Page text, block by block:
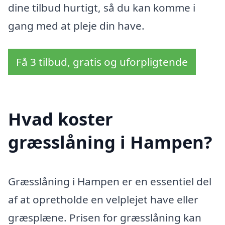
dine tilbud hurtigt, så du kan komme i
gang med at pleje din have.
Få 3 tilbud, gratis og uforpligtende
Hvad koster
græsslåning i Hampen?
Græsslåning i Hampen er en essentiel del
af at opretholde en velplejet have eller
græsplæne. Prisen for græsslåning kan